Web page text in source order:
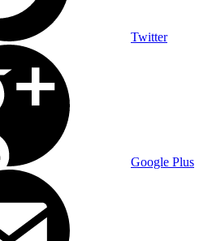
Twitter
Google Plus